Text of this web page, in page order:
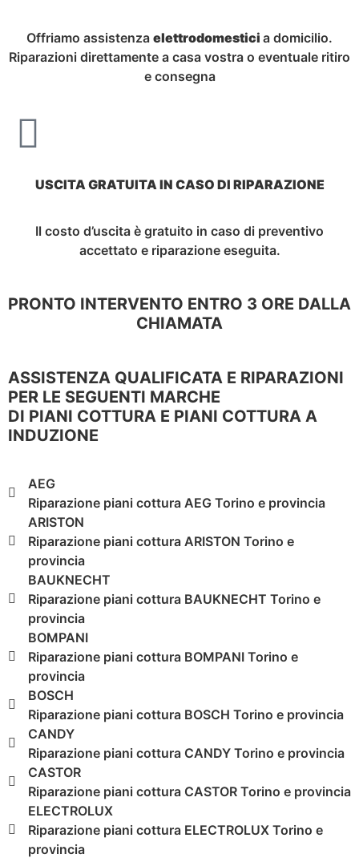
Offriamo assistenza elettrodomestici a domicilio.
Riparazioni direttamente a casa vostra o eventuale ritiro
e consegna
USCITA GRATUITA IN CASO DI RIPARAZIONE
Il costo d’uscita è gratuito in caso di preventivo
accettato e riparazione eseguita.
PRONTO INTERVENTO ENTRO 3 ORE DALLA
CHIAMATA
ASSISTENZA QUALIFICATA E RIPARAZIONI
PER LE SEGUENTI MARCHE
DI PIANI COTTURA E PIANI COTTURA A
INDUZIONE
AEG
Riparazione piani cottura AEG Torino e provincia
ARISTON
Riparazione piani cottura ARISTON Torino e
provincia
BAUKNECHT
Riparazione piani cottura BAUKNECHT Torino e
provincia
BOMPANI
Riparazione piani cottura BOMPANI Torino e
provincia
BOSCH
Riparazione piani cottura BOSCH Torino e provincia
CANDY
Riparazione piani cottura CANDY Torino e provincia
CASTOR
Riparazione piani cottura CASTOR Torino e provincia
ELECTROLUX
Riparazione piani cottura ELECTROLUX Torino e
provincia